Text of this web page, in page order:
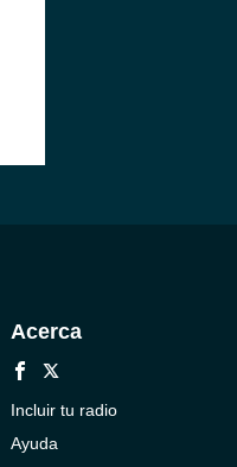
Acerca
Incluir tu radio
Ayuda